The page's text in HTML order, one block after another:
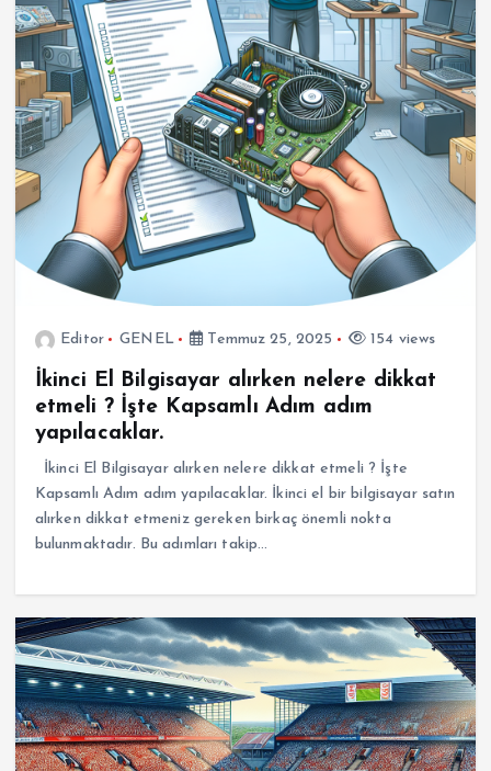
Editor GENEL Temmuz 25, 2025 154 views
İkinci El Bilgisayar alırken nelere dikkat
etmeli ? İşte Kapsamlı Adım adım
yapılacaklar.
İkinci El Bilgisayar alırken nelere dikkat etmeli ? İşte
Kapsamlı Adım adım yapılacaklar. İkinci el bir bilgisayar satın
alırken dikkat etmeniz gereken birkaç önemli nokta
bulunmaktadır. Bu adımları takip…